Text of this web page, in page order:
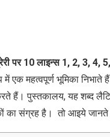
पर 10 लाइन्स 1, 2, 3, 4,
एक महत्वपूर्ण भूमिका
हैं। पुस्तकालय, यह शब्द
का संग्रह है। तो आइये